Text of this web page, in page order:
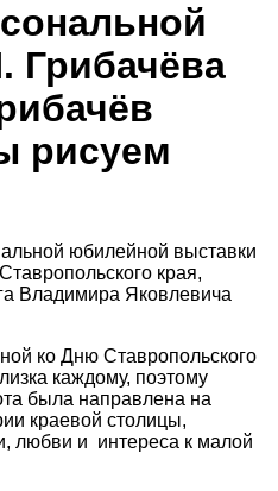
Грибачёва
рисуем
юбилейной выставки
края,
Владимира Яковлевича
ко Дню Ставропольского
каждому, поэтому
была направлена на
краевой столицы,
любви и интереса к малой